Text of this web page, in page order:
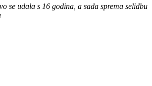
se udala s 16 godina, a sada sprema selidbu